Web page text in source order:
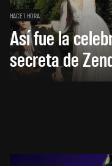
HACE 1 HORA
Así fue la
secreta de